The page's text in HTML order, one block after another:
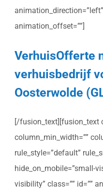
animation_offset=””]
VerhuisOfferte
verhuisbedrijf
Oosterwolde
[/fusion_text][fusion_text
column_min_width=””
rule_style=”default”
hide_on_mobile=”small-
visibility” class=”” id=””